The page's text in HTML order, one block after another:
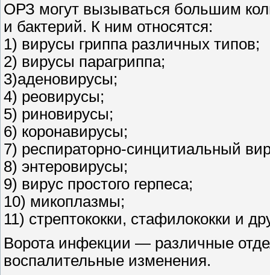
ОРЗ могут вызываться большим
и бактерий. К ним относятся:
1) вирусы гриппа различных типов;
2) вирусы парагриппа;
3)аденовирусы;
4) реовирусы;
5) риновирусы;
6) коронавирусы;
7) респираторно-синцитиальный
8) энтеровирусы;
9) вирус простого герпеса;
10) микоплазмы;
11) стрептококки, стафилококки и
Ворота инфекции — различные
воспалительные изменения.